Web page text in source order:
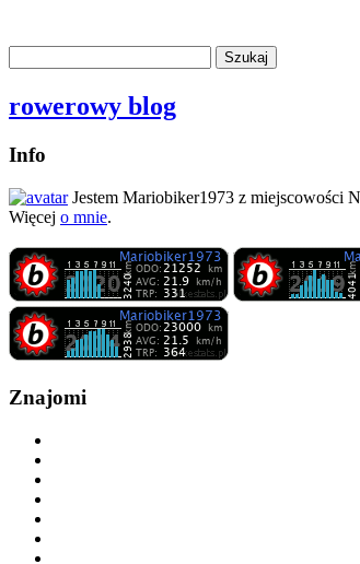
rowerowy blog
Info
Jestem Mariobiker1973 z miejscowości
Więcej o mnie.
Znajomi